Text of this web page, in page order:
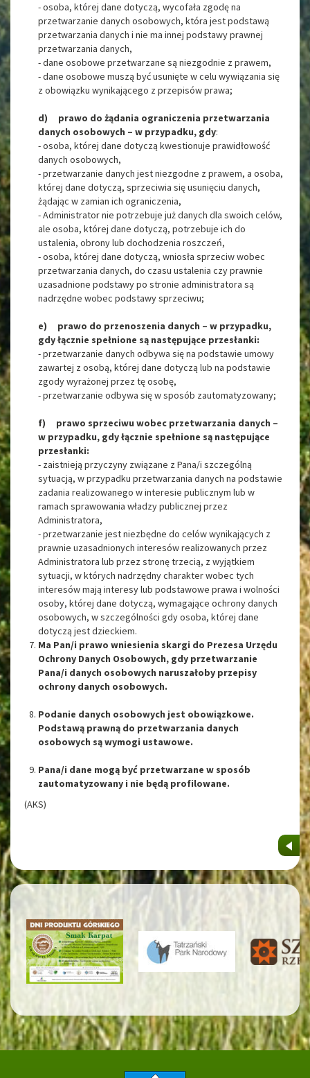
- osoba, której dane dotyczą, wycofała zgodę na
przetwarzanie danych osobowych, która jest podstawą
przetwarzania danych i nie ma innej podstawy prawnej
przetwarzania danych,
- dane osobowe przetwarzane są niezgodnie z prawem,
- dane osobowe muszą być usunięte w celu wywiązania się
z obowiązku wynikającego z przepisów prawa;
d) prawo do żądania ograniczenia przetwarzania
danych osobowych – w przypadku, gdy:
- osoba, której dane dotyczą kwestionuje prawidłowość
danych osobowych,
- przetwarzanie danych jest niezgodne z prawem, a osoba,
której dane dotyczą, sprzeciwia się usunięciu danych,
żądając w zamian ich ograniczenia,
- Administrator nie potrzebuje już danych dla swoich celów,
ale osoba, której dane dotyczą, potrzebuje ich do
ustalenia, obrony lub dochodzenia roszczeń,
- osoba, której dane dotyczą, wniosła sprzeciw wobec
przetwarzania danych, do czasu ustalenia czy prawnie
uzasadnione podstawy po stronie administratora są
nadrzędne wobec podstawy sprzeciwu;
e) prawo do przenoszenia danych – w przypadku,
gdy łącznie spełnione są następujące przesłanki:
- przetwarzanie danych odbywa się na podstawie umowy
zawartej z osobą, której dane dotyczą lub na podstawie
zgody wyrażonej przez tę osobę,
- przetwarzanie odbywa się w sposób zautomatyzowany;
f) prawo sprzeciwu wobec przetwarzania danych –
w przypadku, gdy łącznie spełnione są następujące
przesłanki:
- zaistnieją przyczyny związane z Pana/i szczególną
sytuacją, w przypadku przetwarzania danych na podstawie
zadania realizowanego w interesie publicznym lub w
ramach sprawowania władzy publicznej przez
Administratora,
- przetwarzanie jest niezbędne do celów wynikających z
prawnie uzasadnionych interesów realizowanych przez
Administratora lub przez stronę trzecią, z wyjątkiem
sytuacji, w których nadrzędny charakter wobec tych
interesów mają interesy lub podstawowe prawa i wolności
osoby, której dane dotyczą, wymagające ochrony danych
osobowych, w szczególności gdy osoba, której dane
dotyczą jest dzieckiem.
Ma Pan/i prawo wniesienia skargi do Prezesa Urzędu
Ochrony Danych Osobowych, gdy przetwarzanie
Pana/i danych osobowych naruszałoby przepisy
ochrony danych osobowych.
Podanie danych osobowych jest obowiązkowe.
Podstawą prawną do przetwarzania danych
osobowych są wymogi ustawowe.
Pana/i dane mogą być przetwarzane w sposób
zautomatyzowany i nie będą profilowane.
(AKS)